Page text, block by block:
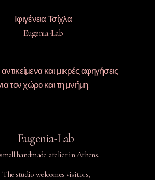
Ιφιγένεια Τσίχλα
Eugenia-Lab
και μικρές αφηγήσεις
τον χώρο και τη μνήμη.
Eugenia-Lab
handmade atelier in Athens.
The studio welcomes visitors,